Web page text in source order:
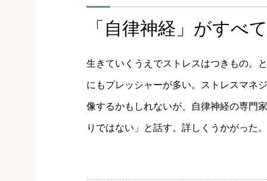
「自律神経」がすべ
生きていくうえでストレスはつきもの。
にもプレッシャーが多い。ストレスマネ
像するかもしれないが、自律神経の専門
りではない」と話す。詳しくうかがった